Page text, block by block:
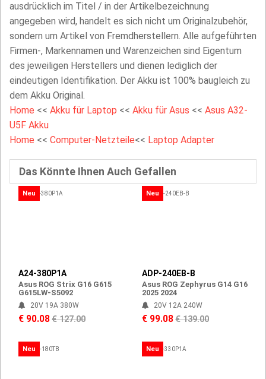
ausdrücklich im Titel / in der Artikelbezeichnung
angegeben wird, handelt es sich nicht um Originalzubehör,
sondern um Artikel von Fremdherstellern. Alle aufgeführten
Firmen-, Markennamen und Warenzeichen sind Eigentum
des jeweiligen Herstellers und dienen lediglich der
eindeutigen Identifikation. Der Akku ist 100% baugleich zu
dem Akku Original.
Home << Akku für Laptop << Akku für Asus << Asus A32-
U5F Akku
Home << Computer-Netzteile<< Laptop Adapter
Das Könnte Ihnen Auch Gefallen
Neu
A24-380P1A
Asus ROG Strix G16 G615
G615LW-S5092
20V 19A 380W
€ 90.08€ 127.00
Neu
ADP-240EB-B
Asus ROG Zephyrus G14 G16
2025 2024
20V 12A 240W
€ 99.08€ 139.00
Neu Neu